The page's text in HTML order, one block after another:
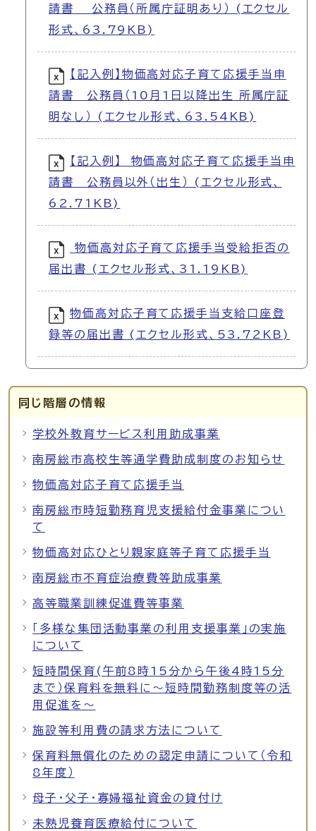
請書 公務員（所属庁証明あり） (エクセル
形式、63.79KB)
【記入例】物価高対応子育て応援手当申
請書 公務員（10月1日以降出生 所属庁証
明なし） (エクセル形式、63.54KB)
【記入例】 物価高対応子育て応援手当申
請書 公務員以外（出生） (エクセル形式、
62.71KB)
物価高対応子育て応援手当受給拒否の
届出書 (エクセル形式、31.19KB)
物価高対応子育て応援手当支給口座登
録等の届出書 (エクセル形式、53.72KB)
同じ階層の情報
学校外教育サービス利用助成事業
南房総市高校生等通学費助成制度のお知らせ
物価高対応子育て応援手当
南房総市時短勤務育児支援給付金事業につい
て
物価高対応ひとり親家庭等子育て応援手当
南房総市不育症治療費等助成事業
高等職業訓練促進費等事業
「多様な集団活動事業の利用支援事業」の実施
について
短時間保育(午前8時15分から午後4時15分
まで）保育料を無料に～短時間勤務制度等の活
用促進を～
施設等利用費の請求方法について
保育料無償化のための認定申請について（令和
8年度）
母子・父子・寡婦福祉資金の貸付け
未熟児養育医療給付について